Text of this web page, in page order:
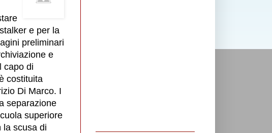
e per la
preliminari
e
capo di
costituita
Di Marco. I
separazione
superiore
la scusa di